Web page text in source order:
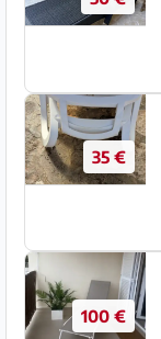
35 €
100 €